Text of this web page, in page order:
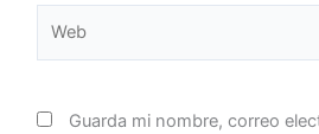
Guarda mi nombre, correo